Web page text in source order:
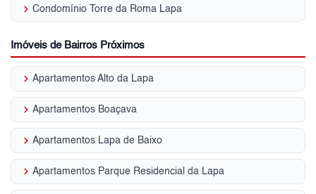
keyboard_arrow_right Condomínio Torre da Roma Lapa
Imóveis de Bairros Próximos
keyboard_arrow_right Apartamentos Alto da Lapa
keyboard_arrow_right Apartamentos Boaçava
keyboard_arrow_right Apartamentos Lapa de Baixo
keyboard_arrow_right Apartamentos Parque Residencial da Lapa